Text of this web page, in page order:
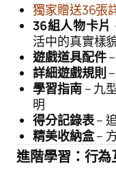
獨家贈送36張
36組人物卡片
活中的真實樣
遊戲道具配件–
詳細遊戲規則
學習指南– 九
明
得分記錄表–
精美收納盒–
進階學習：行